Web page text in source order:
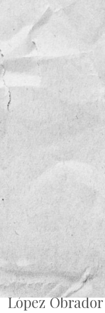
TENDENCIA
VIDEO COLUMNA
VIDEO NOTA
Alberto Uribe
Andrés Manuel
López Obrador